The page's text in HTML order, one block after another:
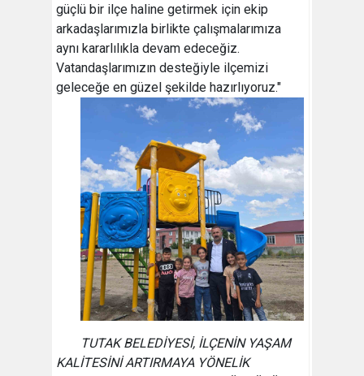
güçlü bir ilçe haline getirmek için ekip
arkadaşlarımızla birlikte çalışmalarımıza
aynı kararlılıkla devam edeceğiz.
Vatandaşlarımızın desteğiyle ilçemizi
geleceğe en güzel şekilde hazırlıyoruz."
TUTAK BELEDİYESİ, İLÇENİN YAŞAM
KALİTESİNİ ARTIRMAYA YÖNELİK